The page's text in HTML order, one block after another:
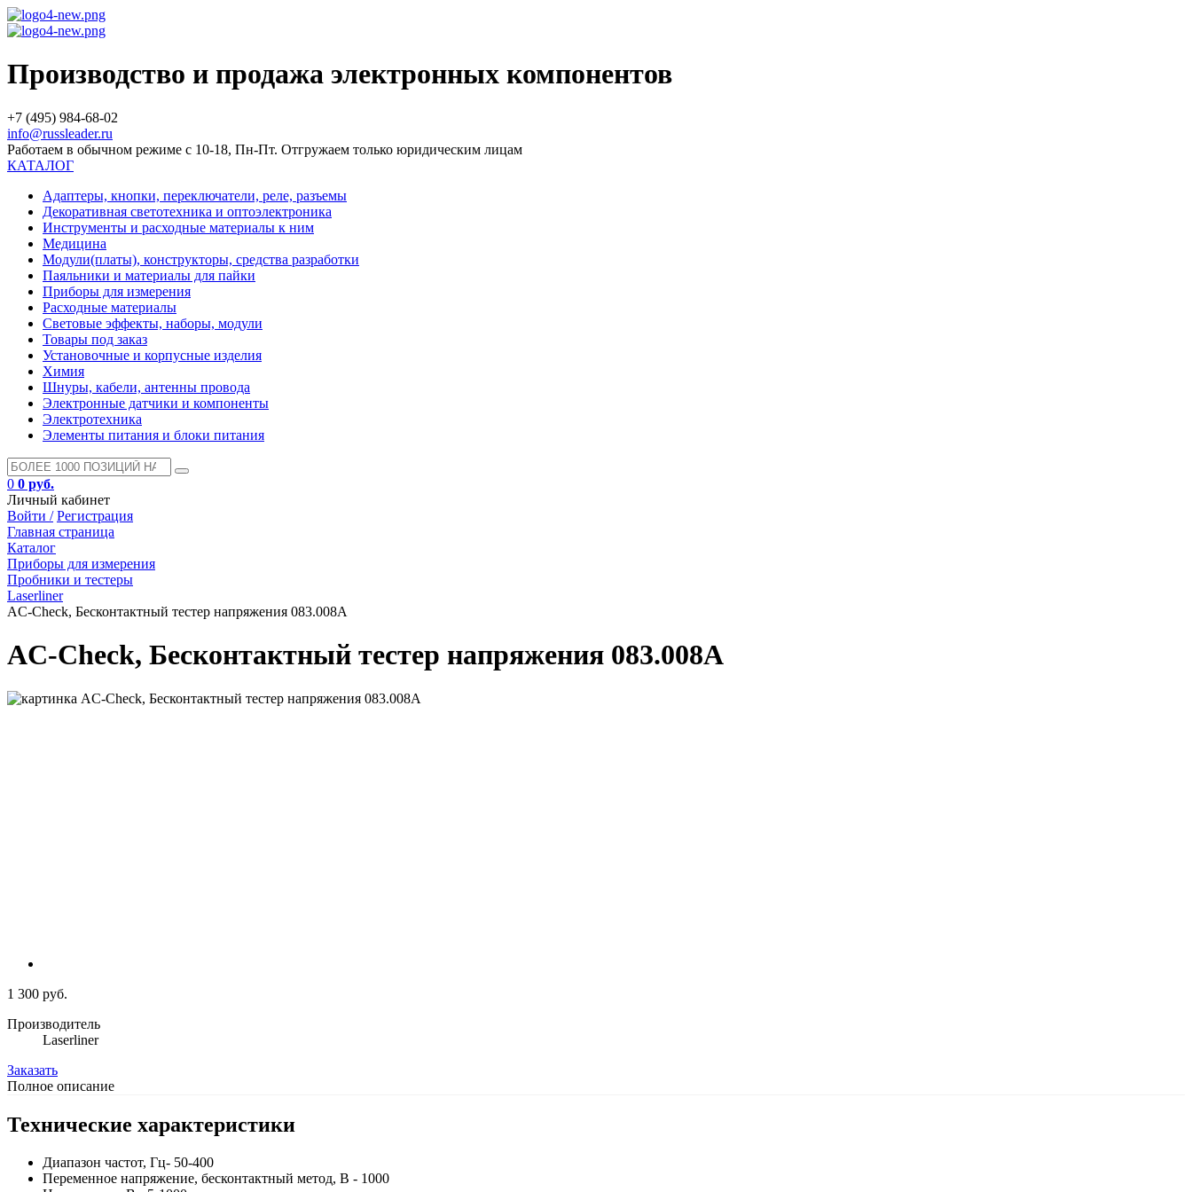
Производство и продажа электронных компонентов
+7 (495) 984-68-02
info@russleader.ru
Работаем в обычном режиме с 10-18, Пн-Пт. Отгружаем только юридическим лицам
КАТАЛОГ
Адаптеры, кнопки, переключатели, реле, разъемы
Декоративная светотехника и оптоэлектроника
Инструменты и расходные материалы к ним
Медицина
Модули(платы), конструкторы, средства разработки
Паяльники и материалы для пайки
Приборы для измерения
Расходные материалы
Световые эффекты, наборы, модули
Товары под заказ
Установочные и корпусные изделия
Химия
Шнуры, кабели, антенны провода
Электронные датчики и компоненты
Электротехника
Элементы питания и блоки питания
0 0 руб.
Личный кабинет
Войти / Регистрация
Главная страница
Каталог
Приборы для измерения
Пробники и тестеры
Laserliner
AC-Check, Бесконтактный тестер напряжения 083.008A
AC-Check, Бесконтактный тестер напряжения 083.008A
1 300 руб.
Производитель
Laserliner
Заказать
Полное описание
Технические характеристики
Диапазон частот, Гц- 50-400
Переменное напряжение, бесконтактный метод, В - 1000